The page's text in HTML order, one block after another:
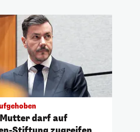
darf auf